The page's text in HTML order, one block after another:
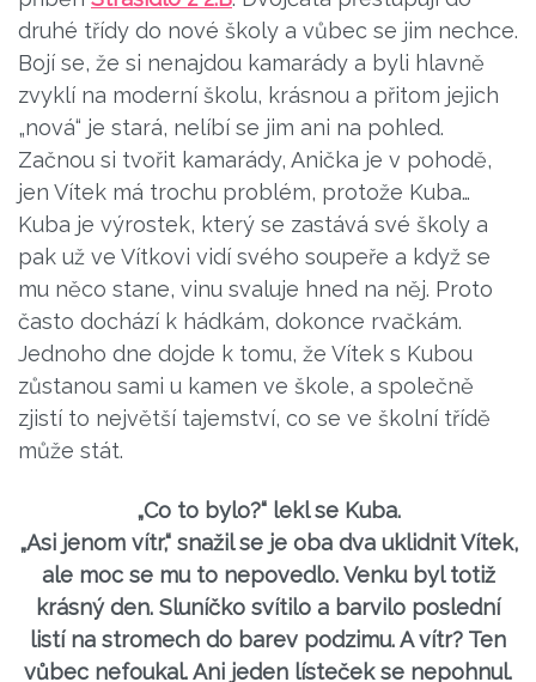
druhé třídy do nové školy a vůbec se jim nechce.
Bojí se, že si nenajdou kamarády a byli hlavně
zvyklí na moderní školu, krásnou a přitom jejich
„nová“ je stará, nelíbí se jim ani na pohled.
Začnou si tvořit kamarády, Anička je v pohodě,
jen Vítek má trochu problém, protože Kuba…
Kuba je výrostek, který se zastává své školy a
pak už ve Vítkovi vidí svého soupeře a když se
mu něco stane, vinu svaluje hned na něj. Proto
často dochází k hádkám, dokonce rvačkám.
Jednoho dne dojde k tomu, že Vítek s Kubou
zůstanou sami u kamen ve škole, a společně
zjistí to největší tajemství, co se ve školní třídě
může stát.
„Co to bylo?“ lekl se Kuba.
„Asi jenom vítr,“ snažil se je oba dva uklidnit Vítek,
ale moc se mu to nepovedlo. Venku byl totiž
krásný den. Sluníčko svítilo a barvilo poslední
listí na stromech do barev podzimu. A vítr? Ten
vůbec nefoukal. Ani jeden lísteček se nepohnul.